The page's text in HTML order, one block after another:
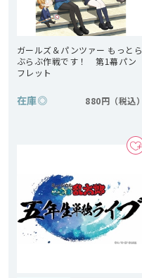
ガールズ＆パンツァー もっとら
ぶらぶ作戦です！ 第1幕パン
フレット
在庫◎ 880円